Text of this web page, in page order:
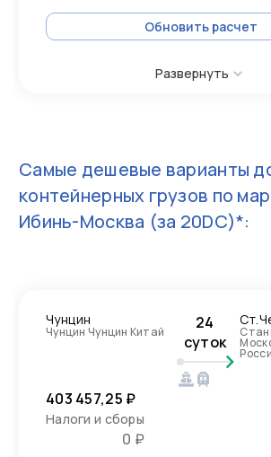
Обновить расчет
Развернуть
Самые дешевые варианты
контейнерных грузов по
Ибинь-Москва (за 20DC)*:
Чунцин
Чунцин Чунцин Китай
24
суток
403 457,25 ₽
Налоги и сборы
0 ₽